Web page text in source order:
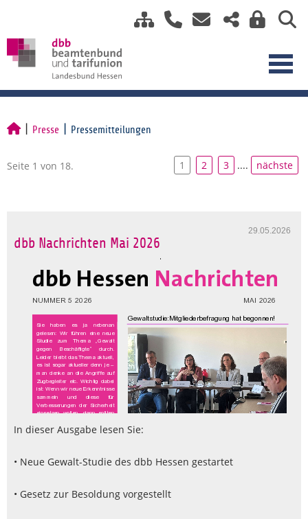
Presse Pressemitteilungen
Seite 1 von 18. 1 2 3 .... nächste
29.05.2026
dbb Nachrichten Mai 2026
In dieser Ausgabe lesen Sie:
• Neue Gewalt-Studie des dbb Hessen gestartet
• Gesetz zur Besoldung vorgestellt